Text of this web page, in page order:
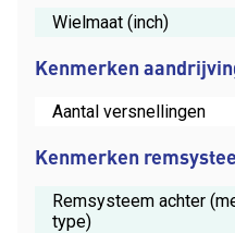
Wielmaat (inch)
Kenmerken
Aantal versnellingen
Kenmerken
Remsysteem achter
type)